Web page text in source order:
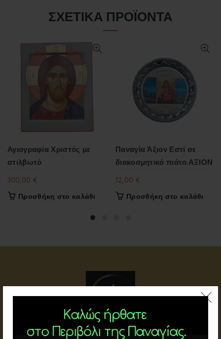
ΣΧΕΤΙΚΆ ΠΡΟΪΌΝΤΑ
Αγιογραφία Χριστός με
στιλβωτό
300,00 €
Προσθήκη στο καλάθι
Παναγία Άξιον Εστί σε
διακοσμητικό πιάτο.ΑΞΙΟΝ
12,00 €
Προσθήκη στο καλάθι